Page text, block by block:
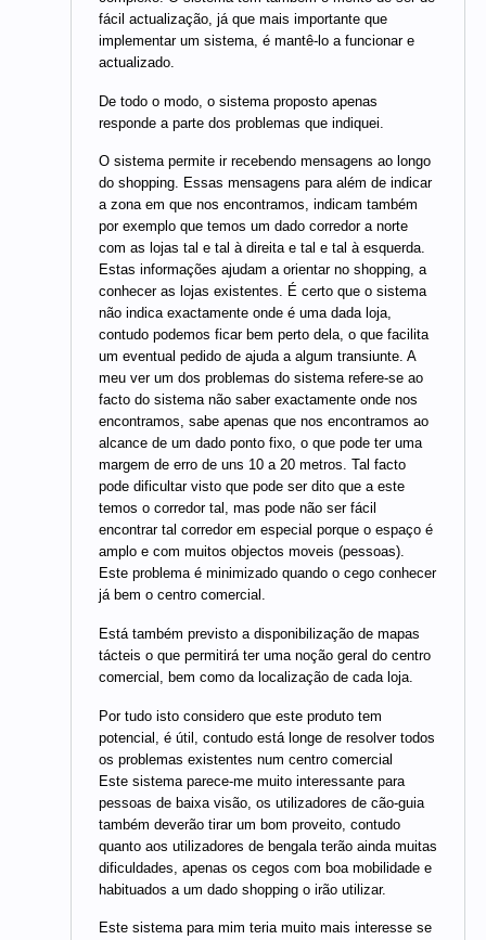
fácil actualização, já que mais importante que
implementar um sistema, é mantê-lo a funcionar e
actualizado.
De todo o modo, o sistema proposto apenas
responde a parte dos problemas que indiquei.
O sistema permite ir recebendo mensagens ao longo
do shopping. Essas mensagens para além de indicar
a zona em que nos encontramos, indicam também
por exemplo que temos um dado corredor a norte
com as lojas tal e tal à direita e tal e tal à esquerda.
Estas informações ajudam a orientar no shopping, a
conhecer as lojas existentes. É certo que o sistema
não indica exactamente onde é uma dada loja,
contudo podemos ficar bem perto dela, o que facilita
um eventual pedido de ajuda a algum transiunte. A
meu ver um dos problemas do sistema refere-se ao
facto do sistema não saber exactamente onde nos
encontramos, sabe apenas que nos encontramos ao
alcance de um dado ponto fixo, o que pode ter uma
margem de erro de uns 10 a 20 metros. Tal facto
pode dificultar visto que pode ser dito que a este
temos o corredor tal, mas pode não ser fácil
encontrar tal corredor em especial porque o espaço é
amplo e com muitos objectos moveis (pessoas).
Este problema é minimizado quando o cego conhecer
já bem o centro comercial.
Está também previsto a disponibilização de mapas
tácteis o que permitirá ter uma noção geral do centro
comercial, bem como da localização de cada loja.
Por tudo isto considero que este produto tem
potencial, é útil, contudo está longe de resolver todos
os problemas existentes num centro comercial
Este sistema parece-me muito interessante para
pessoas de baixa visão, os utilizadores de cão-guia
também deverão tirar um bom proveito, contudo
quanto aos utilizadores de bengala terão ainda muitas
dificuldades, apenas os cegos com boa mobilidade e
habituados a um dado shopping o irão utilizar.
Este sistema para mim teria muito mais interesse se